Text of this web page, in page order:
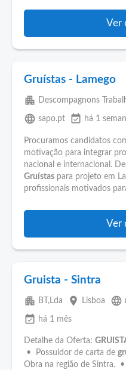
Ver
Gruístas - Lamego
apartment Descompagnons
language sapo.pt event_available há 1
Procuramos candidatos
motivação para integrar
nacional e internacional.
Gruístas para projeto em
profissionais motivados
Ver
Gruista - Sintra
apartment BT,Lda place Lisboa language
event_available há 1 mês
Detalhe da Oferta:
• Possuidor de carta de
Obra na região de Sintra.